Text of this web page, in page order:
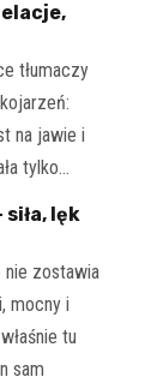
tłumaczy
na jawie i
tylko…
lęk
zostawia
mocny i
tu
sam